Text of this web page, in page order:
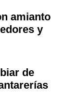
amianto
y
de